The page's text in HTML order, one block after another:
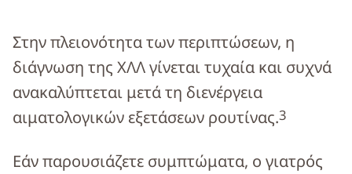
Στην πλειονότητα των περιπτώσεων, η
διάγνωση της ΧΛΛ γίνεται τυχαία και συχνά
ανακαλύπτεται μετά τη διενέργεια
αιματολογικών εξετάσεων ρουτίνας.3
Εάν παρουσιάζετε συμπτώματα, ο γιατρός